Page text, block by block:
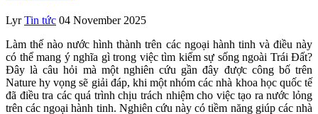
Lyr Tin tức 04 November 2025
Làm thế nào nước hình thành trên các ngoại hành tinh và điều này
có thể mang ý nghĩa gì trong việc tìm kiếm sự sống ngoài Trái Đất?
Đây là câu hỏi mà một nghiên cứu gần đây được công bố trên
Nature hy vọng sẽ giải đáp, khi một nhóm các nhà khoa học quốc tế
đã điều tra các quá trình chịu trách nhiệm cho việc tạo ra nước lỏng
trên các ngoại hành tinh. Nghiên cứu này có tiềm năng giúp các nhà